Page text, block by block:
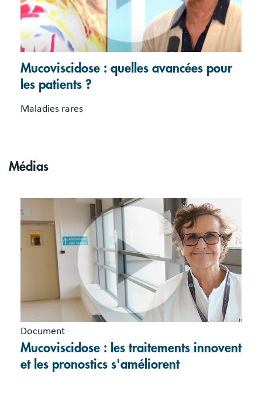
Mucoviscidose : quelles avancées pour
les patients ?
Maladies rares
Médias
Document
Mucoviscidose : les traitements innovent
et les pronostics s'améliorent